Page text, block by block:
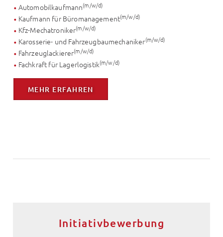
Automobilkaufmann(m/w/d)
Kaufmann für Büromanagement(m/w/d)
Kfz-Mechatroniker(m/w/d)
Karosserie- und Fahrzeugbaumechaniker(m/w/d)
Fahrzeuglackierer(m/w/d)
Fachkraft für Lagerlogistik(m/w/d)
MEHR ERFAHREN
Initiativbewerbung